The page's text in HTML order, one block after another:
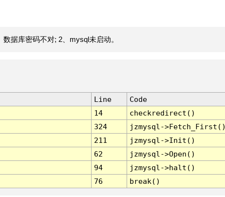
据库密码不对; 2、mysql未启动。
Line
Code
14
checkredirect()
324
jzmysql-
211
jzmysql->Init()
62
jzmysql->Open()
94
jzmysql->halt()
76 break()